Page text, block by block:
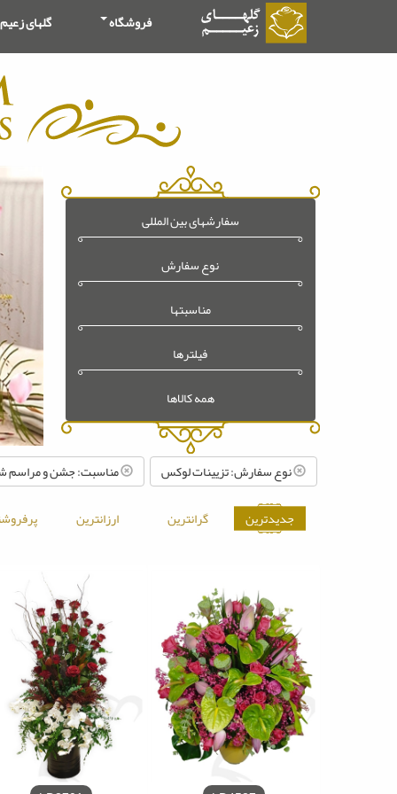
فروشگاه گلهای زعیم
سفارشهای بین المللی
نوع سفارش
مناسبتها
فیلترها
همه کالاها
نوع سفارش: تزیینات لوکس
مناسبت: جشن و مراسم
جدیدترین
گرانترین ارزانترین